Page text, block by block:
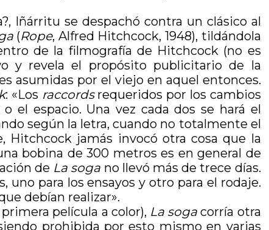
Iñárritu se despachó contra un clásico al
(Rope, Alfred Hitchcock, 1948), tildándola
de la filmografía de Hitchcock (no es
y revela el propósito publicitario de la
asumidas por el viejo en aquel entonces.
: «Los raccordsrequeridos por los cambios
el espacio. Una vez cada dos se hará el
según la letra, cuando no totalmente el
Hitchcock jamás invocó otra cosa que la
bobina de 300 metros es en general de
de La soga no llevó más de trece días.
para los ensayos y otro para el rodaje.
debían realizar».
película a color), La soga corría otra
prohibida por esto mismo en varias